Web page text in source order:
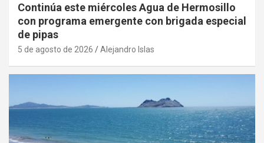
Continúa este miércoles Agua de Hermosillo
con programa emergente con brigada especial
de pipas
5 de agosto de 2026 Alejandro Islas